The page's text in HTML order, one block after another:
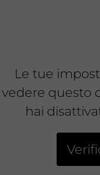
Le tue
vedere questo
hai